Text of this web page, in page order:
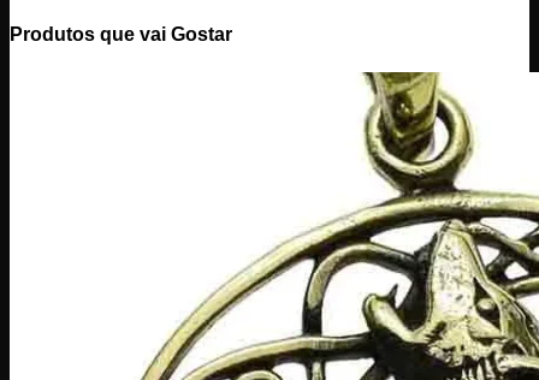
Produtos que vai Gostar